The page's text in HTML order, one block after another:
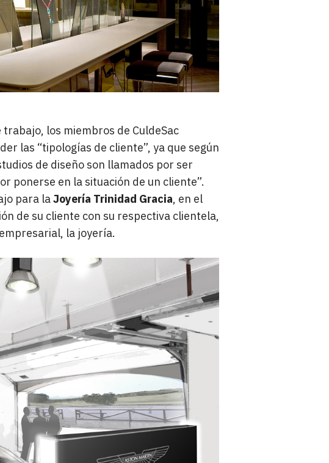
los miembros de CuldeSac
las “tipologías de cliente”, ya que según
de diseño son llamados por ser
ponerse en la situación de un cliente”.
para laJoyería Trinidad Gracia, en el
de su cliente con su respectiva clientela,
la joyería.